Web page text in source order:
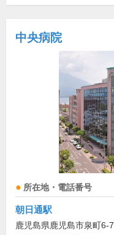
中央病院
所在地・電話番号
朝日通駅
鹿児島県鹿児島市泉町6-7